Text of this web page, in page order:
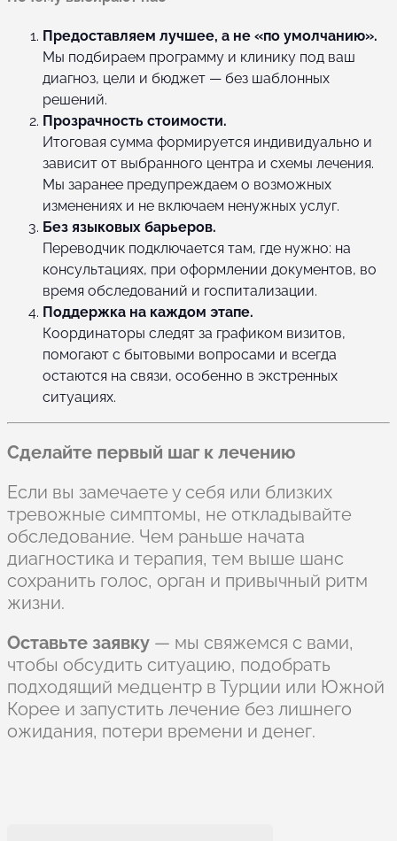
Предоставляем лучшее, а не «по умолчанию».
Мы подбираем программу и клинику под ваш
диагноз, цели и бюджет — без шаблонных
решений.
Прозрачность стоимости.
Итоговая сумма формируется индивидуально и
зависит от выбранного центра и схемы лечения.
Мы заранее предупреждаем о возможных
изменениях и не включаем ненужных услуг.
Без языковых барьеров.
Переводчик подключается там, где нужно: на
консультациях, при оформлении документов, во
время обследований и госпитализации.
Поддержка на каждом этапе.
Координаторы следят за графиком визитов,
помогают с бытовыми вопросами и всегда
остаются на связи, особенно в экстренных
ситуациях.
Сделайте первый шаг к лечению
Если вы замечаете у себя или близких
тревожные симптомы, не откладывайте
обследование. Чем раньше начата
диагностика и терапия, тем выше шанс
сохранить голос, орган и привычный ритм
жизни.
Оставьте заявку — мы свяжемся с вами,
чтобы обсудить ситуацию, подобрать
подходящий медцентр в Турции или Южной
Корее и запустить лечение без лишнего
ожидания, потери времени и денег.